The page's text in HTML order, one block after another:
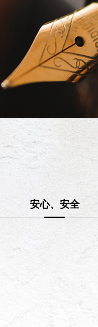
安心、安全